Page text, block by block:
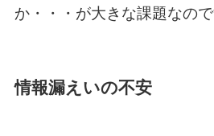
か・・・が大きな課題なので
情報漏えいの不安